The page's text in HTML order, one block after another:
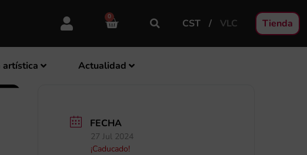
0
CST VLC Tienda
artística Actualidad
FECHA
27 Jul 2024
¡Caducado!